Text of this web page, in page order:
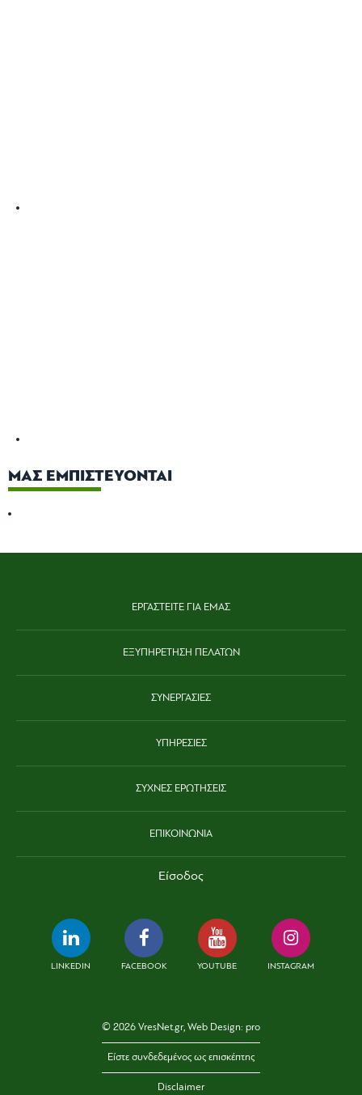
ΜΑΣ ΕΜΠΙΣΤΕΥΟΝΤΑΙ
ΕΡΓΑΣΤΕΙΤΕ ΓΙΑ ΕΜΑΣ
ΕΞΥΠΗΡΕΤΗΣΗ ΠΕΛΑΤΩΝ
ΣΥΝΕΡΓΑΣΙΕΣ
ΥΠΗΡΕΣΙΕΣ
ΣΥΧΝΕΣ ΕΡΩΤΗΣΕΙΣ
ΕΠΙΚΟΙΝΩΝΙΑ
Είσοδος
LINKEDIN FACEBOOK YOUTUBE INSTAGRAM
© 2026 VresNet.gr, Web Design: pro
Είστε συνδεδεμένος ως επισκέπτης
Disclaimer